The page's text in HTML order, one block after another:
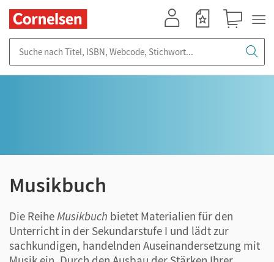
Musikbuch
Die ReiheMusikbuch bietet Materialien für den
Unterricht in der Sekundarstufe I und lädt zur
sachkundigen, handelnden Auseinandersetzung mit